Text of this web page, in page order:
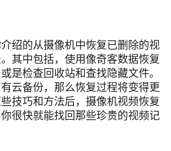
绍的从摄像机中恢复已删除的视
其中包括，使用像奇客数据恢复
是检查回收站和查找隐藏文件。
云备份，那么恢复过程将变得更
技巧和方法后，摄像机视频恢复
很快就能找回那些珍贵的视频记